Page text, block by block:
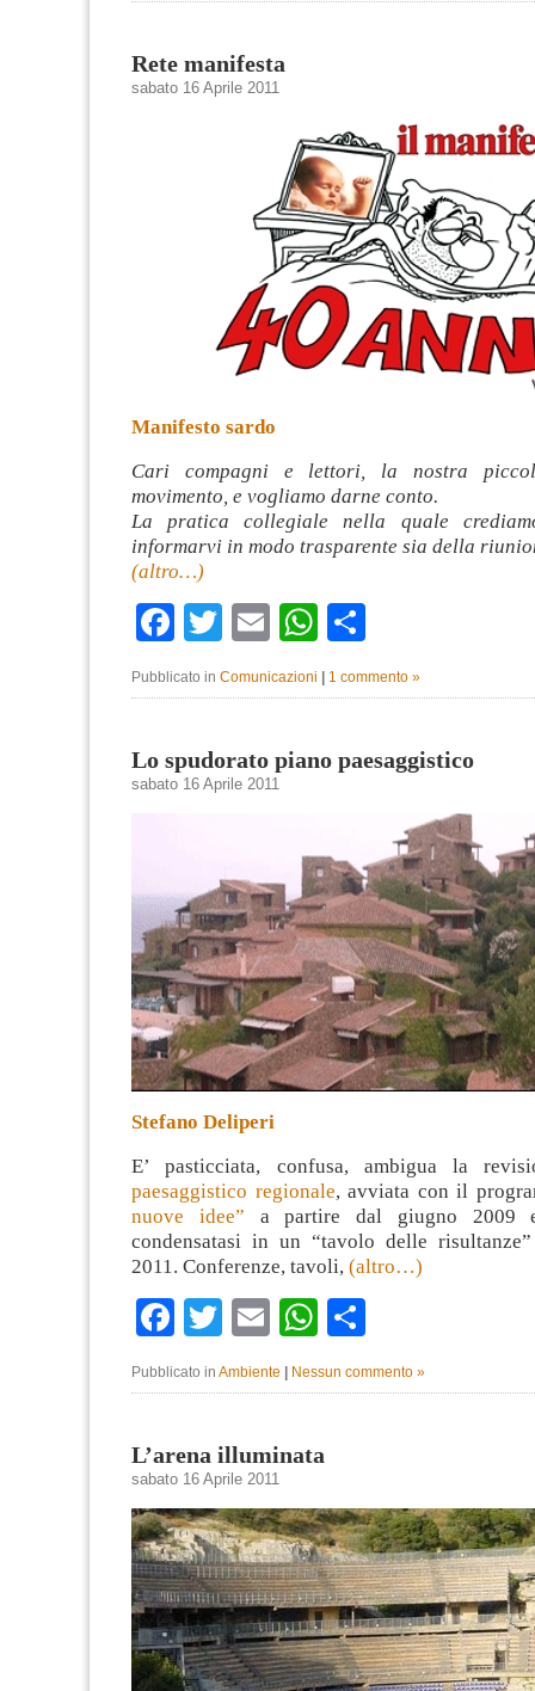
Rete manifesta
sabato 16 Aprile 2011
Manifesto sardo
Cari compagni e lettori, la nostra
movimento, e vogliamo darne conto.
La pratica collegiale nella quale
informarvi in modo trasparente sia della
(altro…)
Facebook
Twitter
EmailWhatsApp
Pubblicato in Comunicazioni | 1 commento »
Lo spudorato piano paesaggistico
sabato 16 Aprile 2011
Stefano Deliperi
E’ pasticciata, confusa, ambigua la
paesaggistico regionale, avviata con il
nuove idee” a partire dal giugno 2009 e
condensatasi in un “tavolo delle
2011. Conferenze, tavoli, (altro…)
Facebook
TwitterEmailWhatsApp
Pubblicato in Ambiente Nessun commento »
L’arena illuminata
sabato 16 Aprile 2011